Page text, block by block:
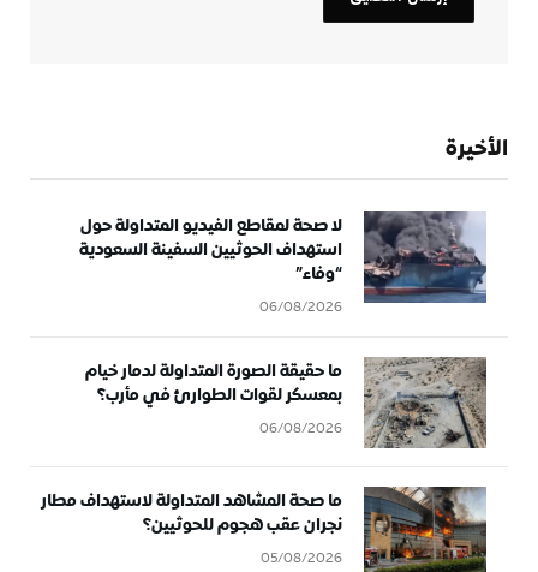
الأخيرة
لا صحة لمقاطع الفيديو المتداولة حول
استهداف الحوثيين السفينة السعودية
“وفاء”
06/08/2026
ما حقيقة الصورة المتداولة لدمار خيام
بمعسكر لقوات الطوارئ في مأرب؟
06/08/2026
ما صحة المشاهد المتداولة لاستهداف مطار
نجران عقب هجوم للحوثيين؟
05/08/2026